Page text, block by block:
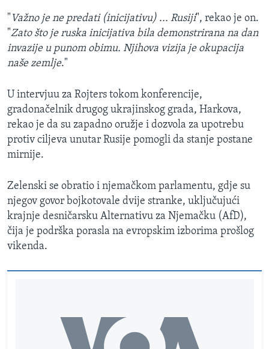
" Važno je ne predati (inicijativu) ... Rusiji", rekao je on.
"Zato što je ruska inicijativa bila demonstrirana na dan
invazije u punom obimu. Njihova vizija je okupacija
naše zemlje."
U intervjuu za Rojters tokom konferencije,
gradonačelnik drugog ukrajinskog grada, Harkova,
rekao je da su zapadno oružje i dozvola za upotrebu
protiv ciljeva unutar Rusije pomogli da stanje postane
mirnije.
Zelenski se obratio i njemačkom parlamentu, gdje su
njegov govor bojkotovale dvije stranke, uključujući
krajnje desničarsku Alternativu za Njemačku (AfD),
čija je podrška porasla na evropskim izborima prošlog
vikenda.